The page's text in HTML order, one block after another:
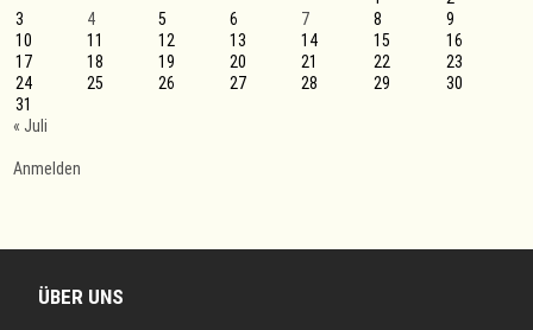
3
4 5 6 7 8
9
10
11 12 13 14 15
16
17
18 19 20 21 22
23
24
25 26 27 28 29
30
31
« Juli
Anmelden
ÜBER UNS